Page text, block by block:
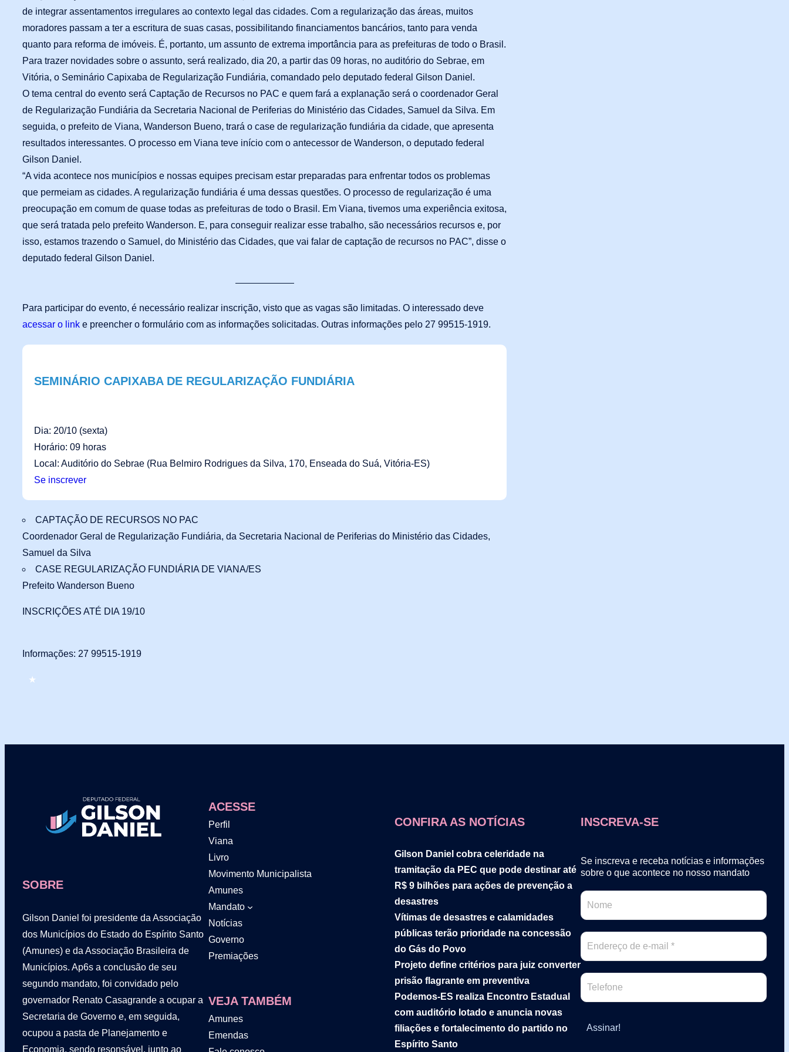
de integrar assentamentos irregulares ao contexto legal das cidades. Com a regularização das áreas, muitos
moradores passam a ter a escritura de suas casas, possibilitando financiamentos bancários, tanto para venda
quanto para reforma de imóveis. É, portanto, um assunto de extrema importância para as prefeituras de todo o Brasil.
Para trazer novidades sobre o assunto, será realizado, dia 20, a partir das 09 horas, no auditório do Sebrae, em
Vitória, o Seminário Capixaba de Regularização Fundiária, comandado pelo deputado federal Gilson Daniel.
O tema central do evento será Captação de Recursos no PAC e quem fará a explanação será o coordenador Geral
de Regularização Fundiária da Secretaria Nacional de Periferias do Ministério das Cidades, Samuel da Silva. Em
seguida, o prefeito de Viana, Wanderson Bueno, trará o case de regularização fundiária da cidade, que apresenta
resultados interessantes. O processo em Viana teve início com o antecessor de Wanderson, o deputado federal
Gilson Daniel.
“A vida acontece nos municípios e nossas equipes precisam estar preparadas para enfrentar todos os problemas
que permeiam as cidades. A regularização fundiária é uma dessas questões. O processo de regularização é uma
preocupação em comum de quase todas as prefeituras de todo o Brasil. Em Viana, tivemos uma experiência exitosa,
que será tratada pelo prefeito Wanderson. E, para conseguir realizar esse trabalho, são necessários recursos e, por
isso, estamos trazendo o Samuel, do Ministério das Cidades, que vai falar de captação de recursos no PAC”, disse o
deputado federal Gilson Daniel.
Para participar do evento, é necessário realizar inscrição, visto que as vagas são limitadas. O interessado deve
acessar o link e preencher o formulário com as informações solicitadas. Outras informações pelo 27 99515-1919.
SEMINÁRIO CAPIXABA DE REGULARIZAÇÃO FUNDIÁRIA
Dia: 20/10 (sexta)
Horário: 09 horas
Local: Auditório do Sebrae (Rua Belmiro Rodrigues da Silva, 170, Enseada do Suá, Vitória-ES)
Se inscrever
CAPTAÇÃO DE RECURSOS NO PAC
Coordenador Geral de Regularização Fundiária, da Secretaria Nacional de Periferias do Ministério das Cidades,
Samuel da Silva
CASE REGULARIZAÇÃO FUNDIÁRIA DE VIANA/ES
Prefeito Wanderson Bueno
INSCRIÇÕES ATÉ DIA 19/10
Informações: 27 99515-1919
★
SOBRE
Gilson Daniel foi presidente da Associação
dos Municípios do Estado do Espírito Santo
(Amunes) e da Associação Brasileira de
Municípios. Ap6s a conclusão de seu
segundo mandato, foi convidado pelo
governador Renato Casagrande a ocupar a
Secretaria de Governo e, em seguida,
ocupou a pasta de Planejamento e
Economia, sendo resonsável, junto ao
ACESSE
Perfil
Viana
Livro
Movimento Municipalista
Amunes
Mandato
Notícias
Governo
Premiações
VEJA TAMBÉM
Amunes
Emendas
CONFIRA AS NOTÍCIAS
Gilson Daniel cobra celeridade na
tramitação da PEC que pode destinar até
R$ 9 bilhões para ações de prevenção a
desastres
Vítimas de desastres e calamidades
públicas terão prioridade na concessão
do Gás do Povo
Projeto define critérios para juiz converter
prisão flagrante em preventiva
Podemos-ES realiza Encontro Estadual
com auditório lotado e anuncia novas
filiações e fortalecimento do partido no
Espírito Santo
INSCREVA-SE
Se inscreva e receba notícias e informações
sobre o que acontece no nosso mandato